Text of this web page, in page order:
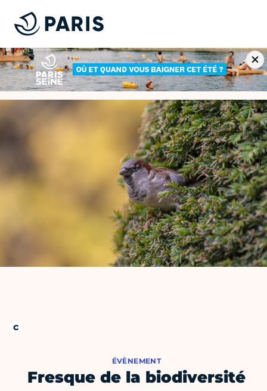
ÉVÈNEMENT
Fresque de la biodiversité